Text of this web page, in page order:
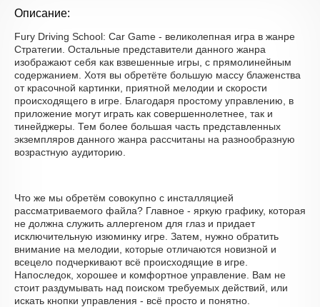
Описание:
Fury Driving School: Car Game - великолепная игра в жанре
Стратегии. Остальные представители данного жанра
изображают себя как взвешенные игры, с прямолинейным
содержанием. Хотя вы обретёте большую массу блаженства
от красочной картинки, приятной мелодии и скорости
происходящего в игре. Благодаря простому управлению, в
приложение могут играть как совершеннолетнее, так и
тинейджеры. Тем более большая часть представленных
экземпляров данного жанра рассчитаны на разнообразную
возрастную аудиторию.
Что же мы обретём совокупно с инсталляцией
рассматриваемого файла? Главное - яркую графику, которая
не должна служить аллергеном для глаз и придает
исключительную изюминку игре. Затем, нужно обратить
внимание на мелодии, которые отличаются новизной и
всецело подчеркивают всё происходящие в игре.
Напоследок, хорошее и комфортное управление. Вам не
стоит раздумывать над поиском требуемых действий, или
искать кнопки управления - всё просто и понятно.